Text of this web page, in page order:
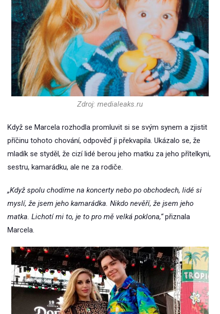
Zdroj: medialeaks.ru
Když se Marcela rozhodla promluvit si se svým synem a zjistit
příčinu tohoto chování, odpověď ji překvapila. Ukázalo se, že
mladík se styděl, že cizí lidé berou jeho matku za jeho přítelkyni,
sestru, kamarádku, ale ne za rodiče.
„Když spolu chodíme na koncerty nebo po obchodech, lidé si
myslí, že jsem jeho kamarádka. Nikdo nevěří, že jsem jeho
matka. Lichotí mi to, je to pro mě velká poklona,“přiznala
Marcela.